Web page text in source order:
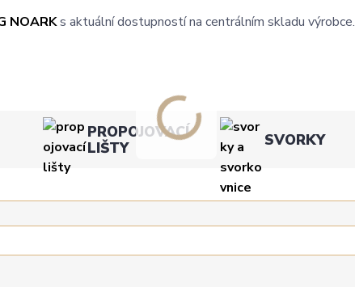
NOARKs aktuální dostupností na centrálním skladu výrobce.
PROPOJOVACÍ
LIŠTY
SVORKY